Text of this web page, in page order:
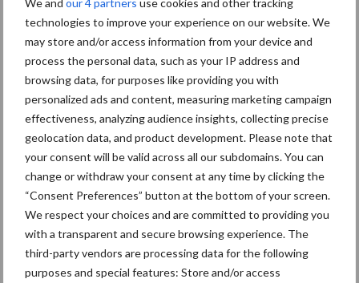
We and our 4 partners use cookies and other tracking
technologies to improve your experience on our website. We
may store and/or access information from your device and
process the personal data, such as your IP address and
browsing data, for purposes like providing you with
personalized ads and content, measuring marketing campaign
effectiveness, analyzing audience insights, collecting precise
geolocation data, and product development. Please note that
your consent will be valid across all our subdomains. You can
change or withdraw your consent at any time by clicking the
“Consent Preferences” button at the bottom of your screen.
We respect your choices and are committed to providing you
with a transparent and secure browsing experience. The
third-party vendors are processing data for the following
purposes and special features: Store and/or access
SIEV-voorzitter Paul Fok:
‘Minder ik- en meer wij-
gevoel’
Vakpartners Thema's
SieV UVC